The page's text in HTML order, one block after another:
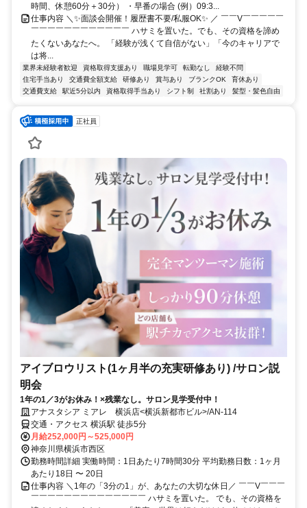
時間、休憩60分＋30分） ・早番の場合 (例）09:3...
仕事内容 ＼✨面談会開催！履歴書不要/私服OK✨ ／ ￣￣V￣￣￣￣￣
￣￣￣￣￣￣￣￣￣￣￣￣ ハサミを置いた。でも、その資格を諦め
たくないあなたへ。 「経験が浅くて自信がない」「今のキャリアで
は将...
業界未経験者歓迎 資格取得支援あり 職場見学可 転勤なし
経験不問
住宅手当あり
交通費全額支給 研修あり 賞与あり ブランクOK
育休あり
交通費支給
駅近5分以内 資格取得手当あり シフト制 社割あり 髪型・髪色自由
正社員
アイブロウリスト(1ヶ月半の充実研修あり) /サロン説
明会
1年の1／3がお休み！×残業なし。サロン見学受付中！
アナスタシア ミアレ 横浜店<横浜新都市ビル>/AN-114
交通・アクセス 横浜駅 徒歩5分
月給252,000円～525,000円
神奈川県横浜市西区
勤務時間詳細 実働時間：1日あたり7時間30分 平均勤務日数：1ヶ月
あたり18日 〜 20日
仕事内容 ＼1年の「3分の1」が、あなたの大切な休日／ ￣￣V￣￣￣
￣￣￣￣￣￣￣￣￣￣￣￣￣￣ ハサミを置いた。 でも、その資格を